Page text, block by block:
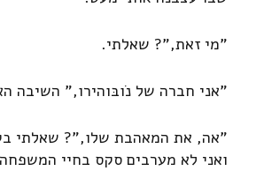
"מי זאת,"? שאלתי.
"אני חברה של נֹובּוהירו," השיבה
"אה, את המאהבת שלו,"? שאלתי
ואני לא מערבים סקס בחיי